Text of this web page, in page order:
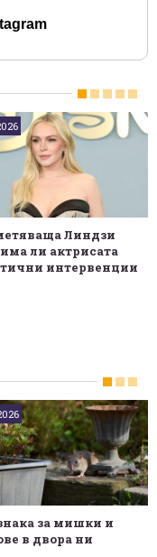
Линдзи
ли актрисата
интервенции
за мишки и
в двора ни